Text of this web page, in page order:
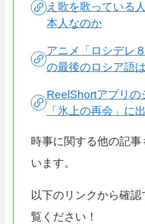
え歌を歌っている
本人なのか
アニメ「ロシデレ
の最後のロシア語
ReelShortアプリの
「氷上の再会」に
時事に関する他の記
います。
以下のリンクから確
覧ください！